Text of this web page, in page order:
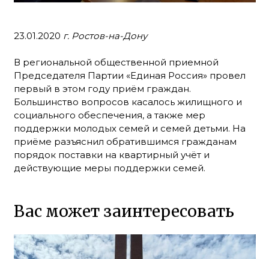
23.01.2020 г. Ростов-на-Дону
В региональной общественной приемной
Председателя Партии «Единая Россия» провел
первый в этом году приём граждан.
Большинство вопросов касалось жилищного и
социального обеспечения, а также мер
поддержки молодых семей и семей детьми. На
приёме разъяснил обратившимся гражданам
порядок поставки на квартирный учёт и
действующие меры поддержки семей.
Вас может заинтересовать